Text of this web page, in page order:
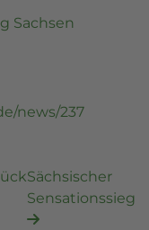
Sachsen
news/237
Sächsischer
Sensationssieg